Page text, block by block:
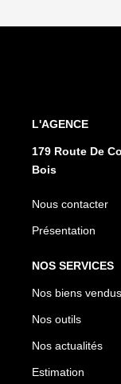
L'AGENCE
179 Route De
Bois
Nous contacter
Présentation
NOS SERVICES
Nos biens vendus
Nos outils
Nos actualités
Estimation